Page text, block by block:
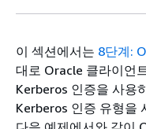
이 섹션에서는 8단계:
대로 Oracle 클라이언
Kerberos 인증을 사용
Kerberos 인증 유형을